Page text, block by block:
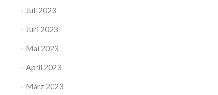
Juli 2023
Juni 2023
Mai 2023
April 2023
März 2023